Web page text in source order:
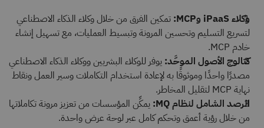
وكلاء iPaaS وMCP:
تمكين الفرق من خلال وكلاء الذكاء الاصطناعي
لتسريع التسليم وتحسين المرونة وتبسيط العمليات، مع تسهيل إنشاء
خادم MCP.
كتالوج الأصول الموحَّد: يوفر للوكلاء البشريين ووكلاء الذكاء الاصطناعي
مصدرًا واحدًا وموثوقًا به لإعادة استخدام التكاملات وسير العمل ونقاط
نهاية MCP لتقليل المخاطر.
الرصد الشامل لنظام MQ:
يمكِّن المؤسسات من تعزيز مرونة تكاملاتها
من خلال رؤية أعمق وتحكم كامل عبر لوحة عرض واحدة.